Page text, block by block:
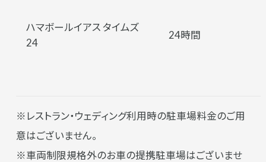
ハマボールイアス タイムズ
24
24時間
※レストラン・ウェディング利用時の駐車場料金のご用
意はございません。
※車両制限規格外のお車の提携駐車場はございませ